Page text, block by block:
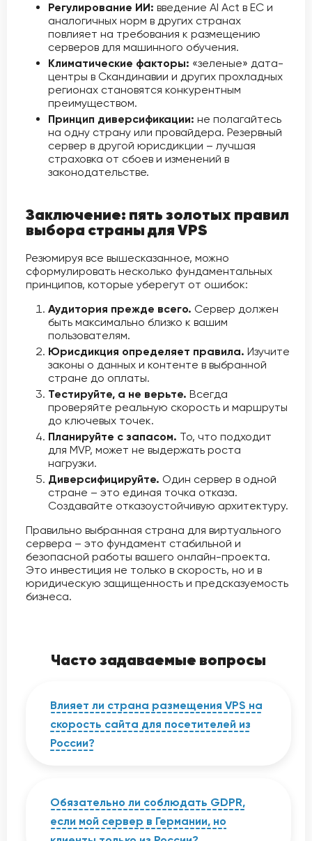
Регулирование ИИ: введение AI Act в ЕС и
аналогичных норм в других странах
повлияет на требования к размещению
серверов для машинного обучения.
Климатические факторы: «зеленые» дата-
центры в Скандинавии и других прохладных
регионах становятся конкурентным
преимуществом.
Принцип диверсификации: не полагайтесь
на одну страну или провайдера. Резервный
сервер в другой юрисдикции – лучшая
страховка от сбоев и изменений в
законодательстве.
Заключение: пять золотых правил
выбора страны для VPS
Резюмируя все вышесказанное, можно
сформулировать несколько фундаментальных
принципов, которые уберегут от ошибок:
Аудитория прежде всего. Сервер должен
быть максимально близко к вашим
пользователям.
Юрисдикция определяет правила. Изучите
законы о данных и контенте в выбранной
стране до оплаты.
Тестируйте, а не верьте. Всегда
проверяйте реальную скорость и маршруты
до ключевых точек.
Планируйте с запасом. То, что подходит
для MVP, может не выдержать роста
нагрузки.
Диверсифицируйте. Один сервер в одной
стране – это единая точка отказа.
Создавайте отказоустойчивую архитектуру.
Правильно выбранная страна для виртуального
сервера – это фундамент стабильной и
безопасной работы вашего онлайн-проекта.
Это инвестиция не только в скорость, но и в
юридическую защищенность и предсказуемость
бизнеса.
Часто задаваемые вопросы
Влияет ли страна размещения VPS на
скорость сайта для посетителей из
России?
несколько раз меньшую задержку для
пользователя из Екатеринбурга, чем
сервер в Амстердаме или Нью-Йорке.
Обязательно ли соблюдать GDPR,
если мой сервер в Германии, но